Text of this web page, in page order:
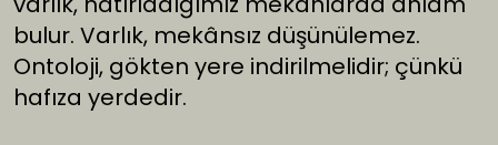
bulur. Varlık, mekânsız düşünülemez.
Ontoloji, gökten yere indirilmelidir; çünkü
hafıza yerdedir.